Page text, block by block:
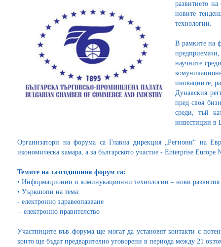
развитието на
новите
технологии.
В рамките на
научните
иновациите,
Дунавския
пред своя
среди, тъй
инвестиции в
Организатори на форума са Главна дирекция „Региони“ на
икономическа камара, а за българското участие - Enterprise
Темите на тазгодишния форум са:
• Информационни и коминукационни технологии – нови развития
• Уъркшопи на тема:
- електронно здравеопазване
- електронно правителство
Участниците във форума ще могат да установят контакти с
които ще бъдат предварително уговорени в периода между 21